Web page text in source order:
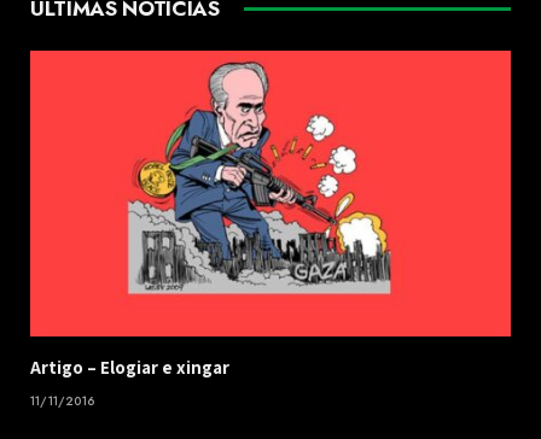
ÚLTIMAS NOTÍCIAS
​Artigo – ​Elogiar e xingar
11/11/2016